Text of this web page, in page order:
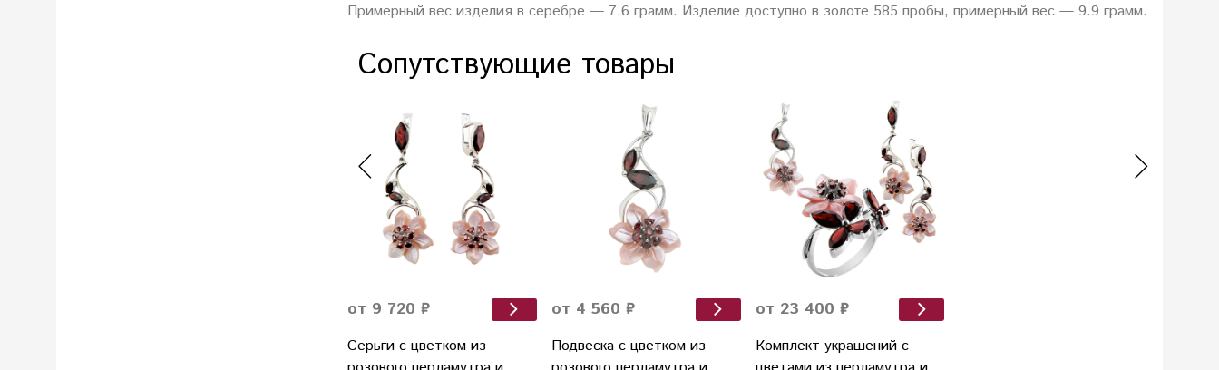
Примерный вес изделия в серебре — 7.6 грамм. Изделие доступно в золоте 585 пробы, примерный вес — 9.9 грамм.
Сопутствующие товары
от 9 720 ₽
Серьги с цветком из
от 4 560 ₽
Подвеска с цветком из
от 23 400 ₽
Комплект украшений с